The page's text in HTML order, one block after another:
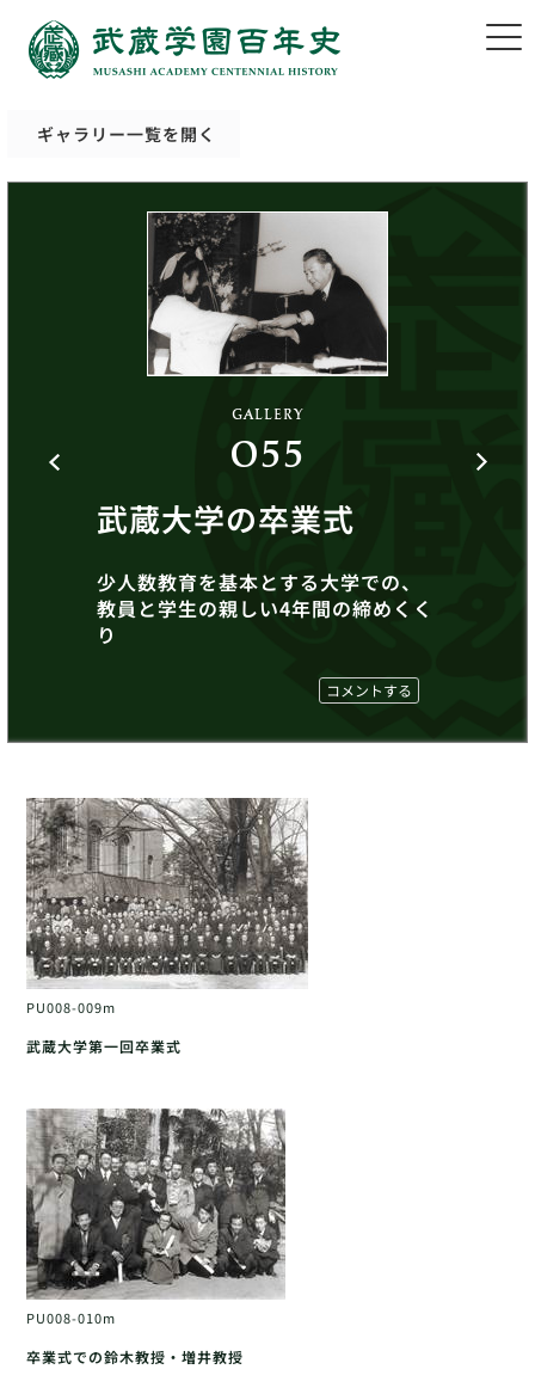
ギャラリー一覧を開く
GALLERY
055
武蔵大学の卒業式
少人数教育を基本とする大学での、
教員と学生の親しい4年間の締めくく
り
コメントする
PU008-009m
武蔵大学第一回卒業式
PU008-010m
卒業式での鈴木教授・増井教授